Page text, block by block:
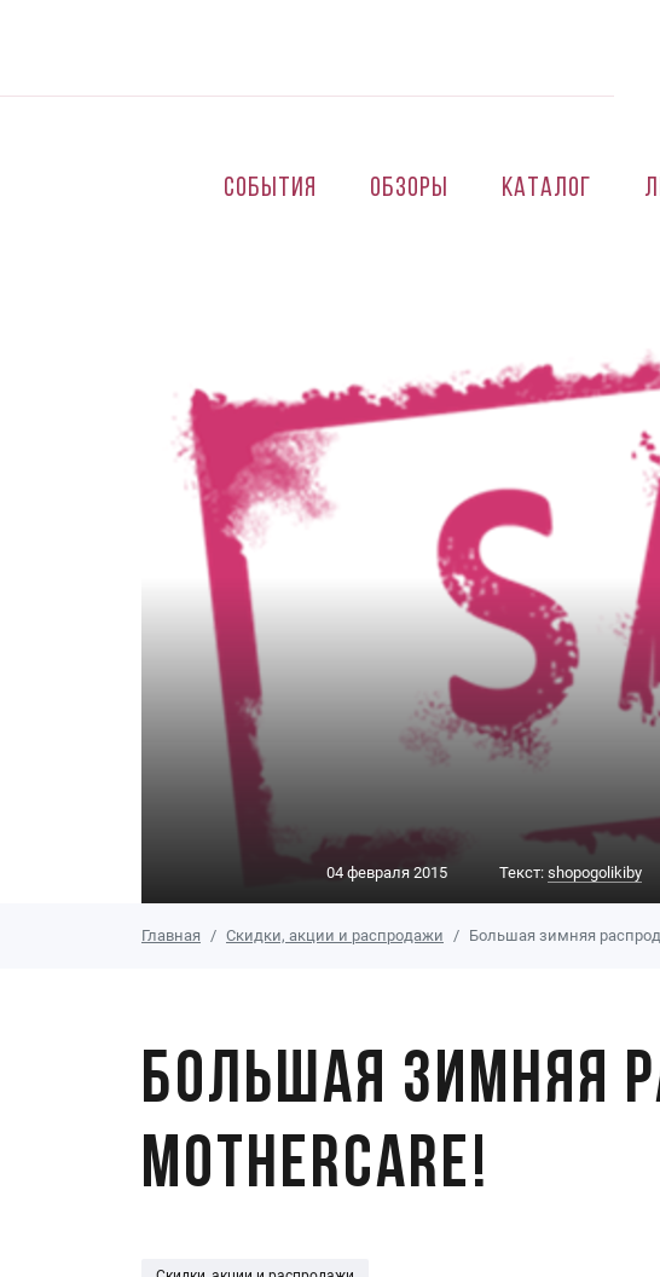
События Обзоры Каталог
04 февраля 2015 Текст: shopogolikiby
Главная Скидки, акции и распродажи Большая зимняя
Большая зимняя
Mothercare!